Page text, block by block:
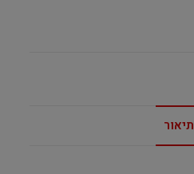
תיאור